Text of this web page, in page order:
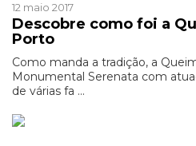
12 maio 2017
Descobre como foi a
Porto
Como manda a tradição, a
Monumental Serenata com
de várias fa ...